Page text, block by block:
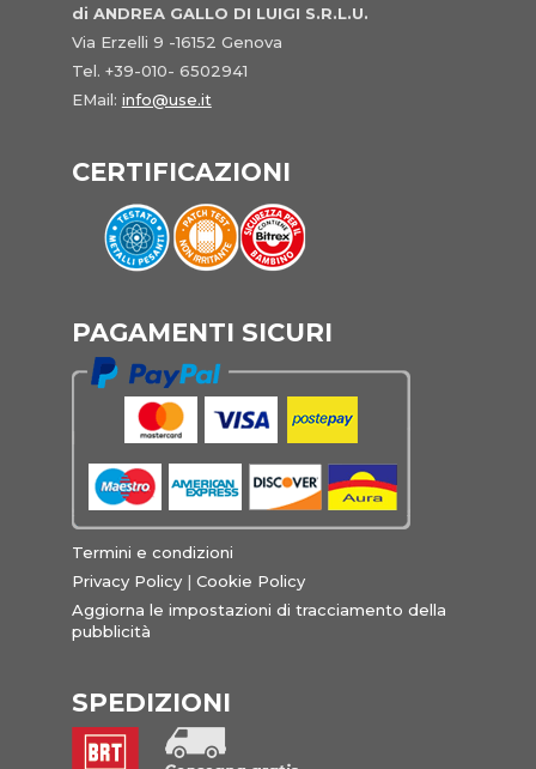
di ANDREA GALLO DI LUIGI S.R.L.U.
Via Erzelli 9 -16152 Genova
Tel. +39-010- 6502941
EMail: info@use.it
CERTIFICAZIONI
PAGAMENTI SICURI
Termini e condizioni
Privacy Policy| Cookie Policy
Aggiorna le impostazioni di tracciamento della
pubblicità
SPEDIZIONI